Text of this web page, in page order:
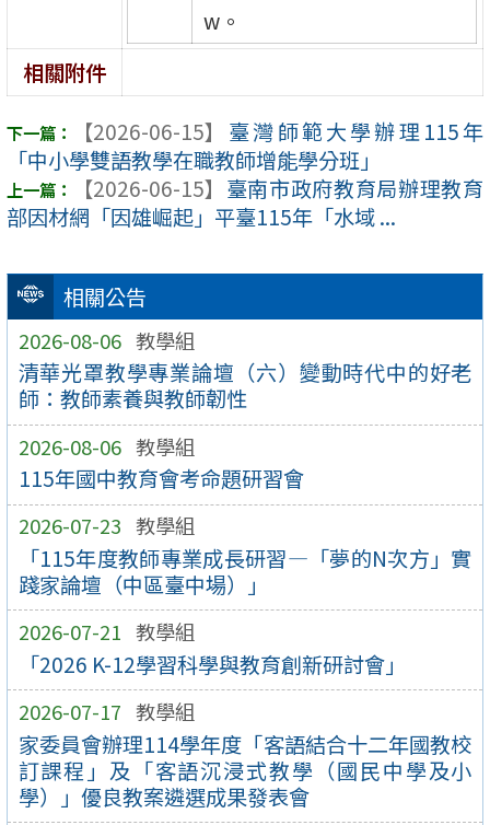
相關公告
2026-08-06 教學組
清華光罩教學專業論壇（六）變動時代中的好老
師：教師素養與教師韌性
2026-08-06 教學組
115年國中教育會考命題研習會
2026-07-23 教學組
「115年度教師專業成長研習—「夢的N次方」實
踐家論壇（中區臺中場）」
2026-07-21 教學組
「2026 K-12學習科學與教育創新研討會」
2026-07-17 教學組
家委員會辦理114學年度「客語結合十二年國教校
訂課程」及「客語沉浸式教學（國民中學及小
學）」優良教案遴選成果發表會
w。
相關附件
【2026-06-15】
臺灣師範大學辦理115年
「中小學雙語教學在職教師增能學分班」
【2026-06-15】 臺南市政府教育局辦理教育
部因材網「因雄崛起」平臺115年「水域 ...